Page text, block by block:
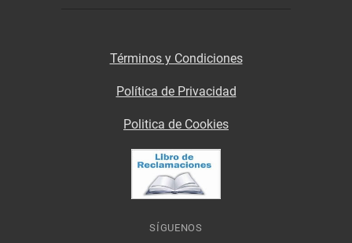
Términos y Condiciones
Política de Privacidad
Politica de Cookies
SÍGUENOS